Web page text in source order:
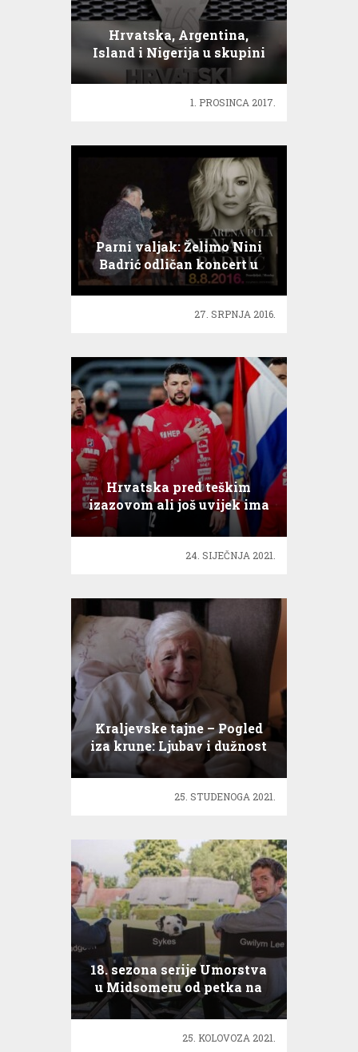
Hrvatska, Argentina,
Island i Nigerija u skupini
D
1. PROSINCA 2017.
Parni valjak: Želimo Nini
Badrić odličan koncert u
pulskoj Areni
27. SRPNJA 2016.
Hrvatska pred teškim
izazovom ali još uvijek ima
nade za četvrtfinale!
24. SIJEČNJA 2021.
Kraljevske tajne – Pogled
iza krune: Ljubav i dužnost
25. STUDENOGA 2021.
18. sezona serije Umorstva
u Midsomeru od petka na
TV
25. KOLOVOZA 2021.